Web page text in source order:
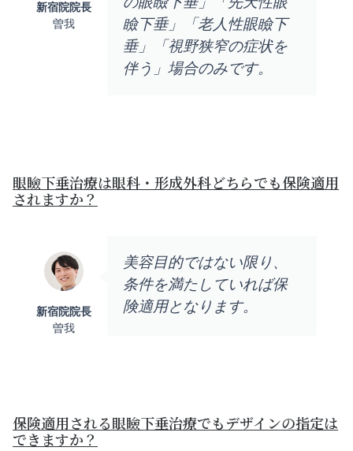
瞼下垂」「老人性眼瞼下
垂」「視野狭窄の症状を
伴う」場合のみです。
新宿院院長
曽我
眼瞼下垂治療は眼科・形成外科どちらでも保険適用
されますか？
美容目的ではない限り、
条件を満たしていれば保
険適用となります。
新宿院院長
曽我
保険適用される眼瞼下垂治療でもデザインの指定は
できますか？